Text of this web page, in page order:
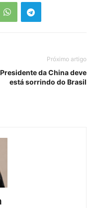
Próximo artigo
Presidente da China deve
está sorrindo do Brasil